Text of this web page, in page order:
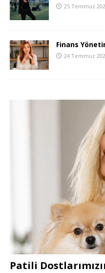
25 Temmuz
Finans
24 Temmuz
Patili